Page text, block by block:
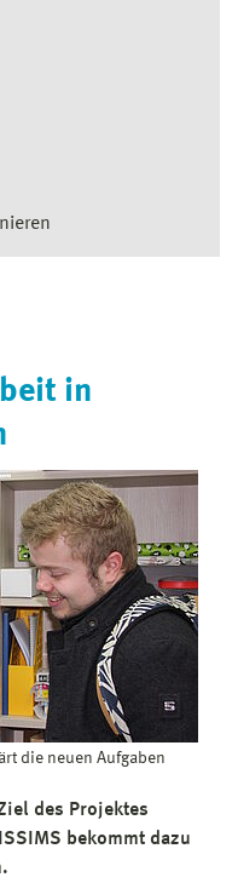
in
die neuen Aufgaben
des Projektes
bekommt dazu